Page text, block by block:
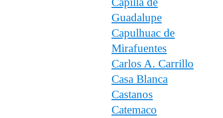
Guadalupe
Capulhuac de
Mirafuentes
Carlos A. Carrillo
Casa Blanca
Castanos
Catemaco